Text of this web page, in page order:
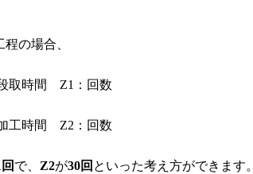
の場合、
取時間 Z1：回数
工時間 Z2：回数
で、 Z2が30回 といった考え方ができます。